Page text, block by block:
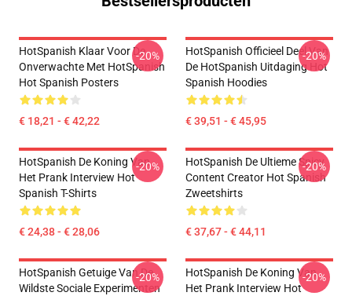
HotSpanish Klaar Voor De
Onverwachte Met HotSpanish
Hot Spanish Posters
€ 18,21 - € 42,22
-20%
HotSpanish Officieel Deel Van
De HotSpanish Uitdaging Hot
Spanish Hoodies
€ 39,51 - € 45,95
-20%
HotSpanish De Koning Van
Het Prank Interview Hot
Spanish T-Shirts
€ 24,38 - € 28,06
-20%
HotSpanish De Ultieme Spicy
Content Creator Hot Spanish
Zweetshirts
€ 37,67 - € 44,11
-20%
HotSpanish Getuige Van De
Wildste Sociale Experimenten
-20%
HotSpanish De Koning Van
Het Prank Interview Hot
-20%